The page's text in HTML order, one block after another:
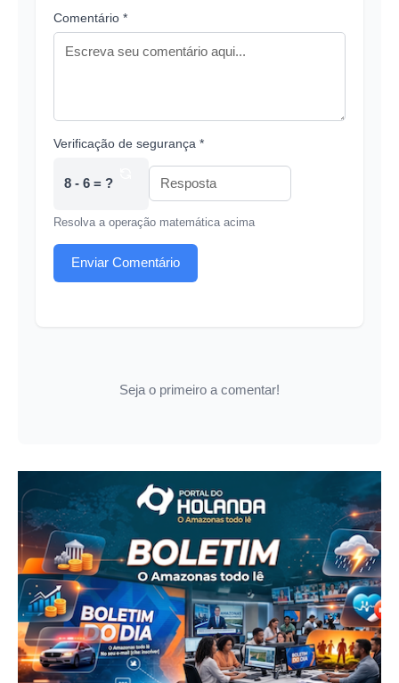
Comentário *
Verificação de segurança *
8 - 6 = ?
Resolva a operação matemática acima
Enviar Comentário
Seja o primeiro a comentar!